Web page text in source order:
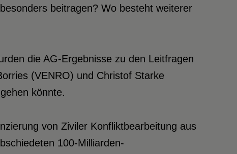
beitragen? Wo besteht weiterer
die AG-Ergebnisse zu den Leitfragen
(VENRO) und Christof Starke
könnte.
von Ziviler Konfliktbearbeitung aus
100-Milliarden-